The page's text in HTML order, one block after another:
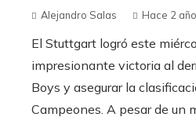
Alejandro Salas Hace 2
El Stuttgart logró este
impresionante victoria al
Boys y asegurar la
Campeones. A pesar de un